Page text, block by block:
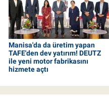
Manisa'da da üretim yapan
TAFE'den dev yatırım! DEUTZ
ile yeni motor fabrikasını
hizmete açtı